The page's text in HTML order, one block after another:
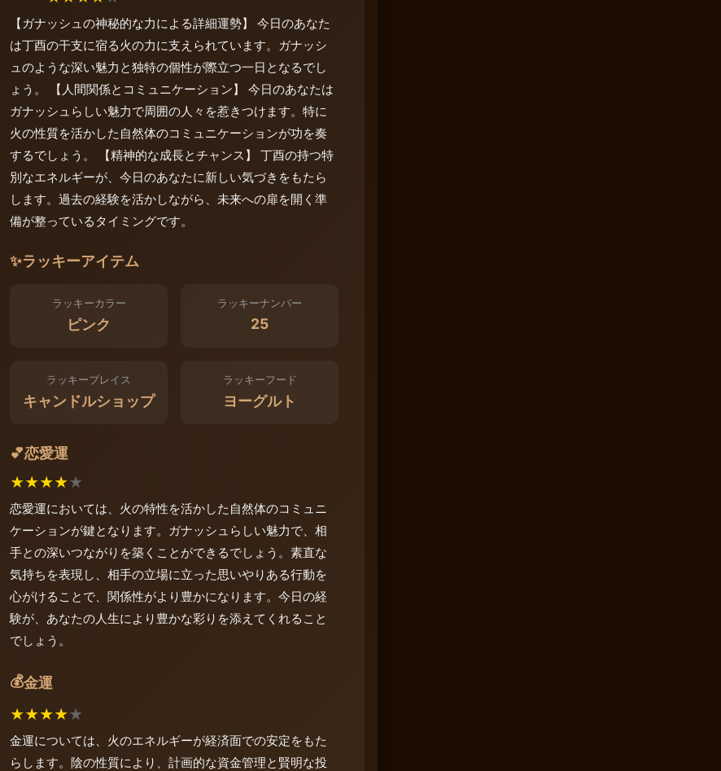
【ガナッシュの神秘的な力による詳細運勢】 今日のあなた
は丁酉の干支に宿る火の力に支えられています。ガナッシ
ュのような深い魅力と独特の個性が際立つ一日となるでし
ょう。 【人間関係とコミュニケーション】 今日のあなたは
ガナッシュらしい魅力で周囲の人々を惹きつけます。特に
火の性質を活かした自然体のコミュニケーションが功を奏
するでしょう。 【精神的な成長とチャンス】 丁酉の持つ特
別なエネルギーが、今日のあなたに新しい気づきをもたら
します。過去の経験を活かしながら、未来への扉を開く準
備が整っているタイミングです。
✨ラッキーアイテム
ラッキーカラー
ピンク
ラッキーナンバー
25
ラッキープレイス
キャンドルショップ
ラッキーフード
ヨーグルト
💕恋愛運
★★★★★
恋愛運においては、火の特性を活かした自然体のコミュニ
ケーションが鍵となります。ガナッシュらしい魅力で、相
手との深いつながりを築くことができるでしょう。素直な
気持ちを表現し、相手の立場に立った思いやりある行動を
心がけることで、関係性がより豊かになります。今日の経
験が、あなたの人生により豊かな彩りを添えてくれること
でしょう。
💰金運
★★★★★
金運については、火のエネルギーが経済面での安定をもた
らします。陰の性質により、計画的な資金管理と賢明な投